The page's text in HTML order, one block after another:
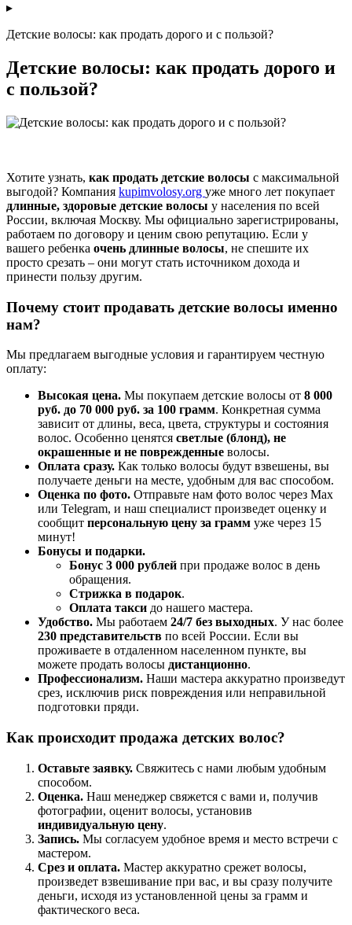
▸
Детские волосы: как продать дорого и с пользой?
Детские волосы: как продать дорого и
с пользой?
Хотите узнать, как продать детские волосы с максимальной
выгодой? Компания kupimvolosy.org уже много лет покупает
длинные, здоровые детские волосы у населения по всей
России, включая Москву. Мы официально зарегистрированы,
работаем по договору и ценим свою репутацию. Если у
вашего ребенка очень длинные волосы, не спешите их
просто срезать – они могут стать источником дохода и
принести пользу другим.
Почему стоит продавать детские волосы именно
нам?
Мы предлагаем выгодные условия и гарантируем честную
оплату:
Высокая цена. Мы покупаем детские волосы от 8 000
руб. до 70 000 руб. за 100 грамм. Конкретная сумма
зависит от длины, веса, цвета, структуры и состояния
волос. Особенно ценятся светлые (блонд), не
окрашенные и не поврежденные волосы.
Оплата сразу. Как только волосы будут взвешены, вы
получаете деньги на месте, удобным для вас способом.
Оценка по фото. Отправьте нам фото волос через Max
или Telegram, и наш специалист произведет оценку и
сообщит персональную цену за грамм уже через 15
минут!
Бонусы и подарки.
Бонус 3 000 рублей при продаже волос в день
обращения.
Стрижка в подарок.
Оплата такси до нашего мастера.
Удобство. Мы работаем 24/7 без выходных. У нас более
230 представительств по всей России. Если вы
проживаете в отдаленном населенном пункте, вы
можете продать волосы дистанционно.
Профессионализм. Наши мастера аккуратно произведут
срез, исключив риск повреждения или неправильной
подготовки пряди.
Как происходит продажа детских волос?
Оставьте заявку. Свяжитесь с нами любым удобным
способом.
Оценка. Наш менеджер свяжется с вами и, получив
фотографии, оценит волосы, установив
индивидуальную цену.
Запись. Мы согласуем удобное время и место встречи с
мастером.
Срез и оплата. Мастер аккуратно срежет волосы,
произведет взвешивание при вас, и вы сразу получите
деньги, исходя из установленной цены за грамм и
фактического веса.